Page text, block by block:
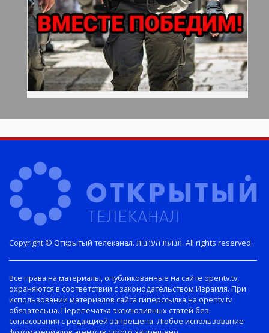
Copyright © Открытый телеканал. תנועת הערבות. All rights reserved.
Все права на материалы, опубликованные на сайте opentv.tv,
охраняются в соответствии с законодательством Израиля. При
использовании материалов сайта гиперссылка на opentv.tv
обязательна. Перепечатка эксклюзивных статей без
согласования с редакцией запрещена. Любое использование